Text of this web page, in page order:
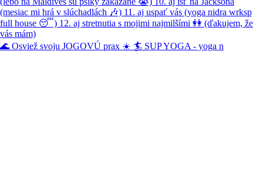
🌊 Osviež svoju JOGOVÚ prax ☀️ 🏄 SUP YOGA - yoga n